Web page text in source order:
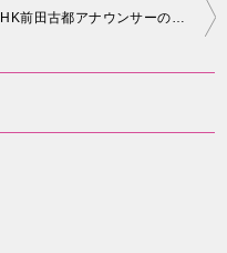
NHK前田古都アナウンサーの結婚の噂は？カップや年齢を知りたい！